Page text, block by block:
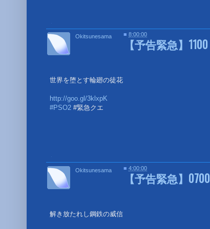
【予告緊急】1100
世界を堕とす輪廻の徒花
http://goo.gl/3klxpK
#PSO2 #緊急クエ
Okitsunesama ■8:00:00
【予告緊急】0700
解き放たれし鋼鉄の威信
Okitsunesama ■4:00:00